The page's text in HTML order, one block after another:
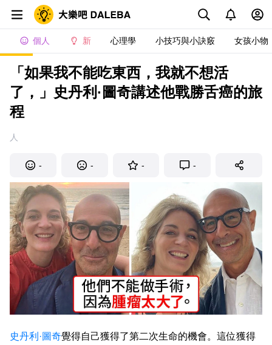
個人 新 心理學 小技巧與小訣竅 女孩小物
「如果我不能吃東西，我就不想活
了，」史丹利·圖奇講述他戰勝舌癌的旅
程
人
- - - -
史丹利·圖奇覺得自己獲得了第二次生命的機會。這位獲得